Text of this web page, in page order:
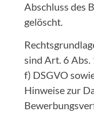
Abschluss des
gelöscht.
sind Art. 6 Abs.
f) DSGVO
Hinweise zur